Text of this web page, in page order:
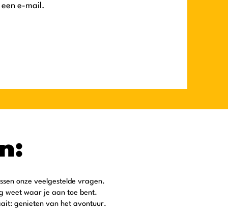
e-mail.
onze veelgestelde vragen.
weet waar je aan toe bent.
genieten van het avontuur.